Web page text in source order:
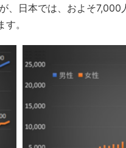
、日本では、およそ7,000
。